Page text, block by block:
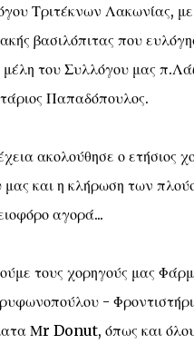
Τριτέκνων Λακωνίας, με
βασιλόπιτας που
μέλη του Συλλόγου μας
Παπαδόπουλος.
ακολούθησε ο ετήσιος
μας και η κλήρωση των
αγορά...
τους χορηγούς μας
-
Μr Donut, όπως και